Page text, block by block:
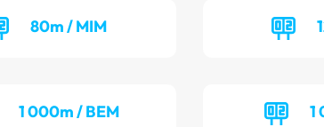
80m / MIM
1 000m / BEM 1